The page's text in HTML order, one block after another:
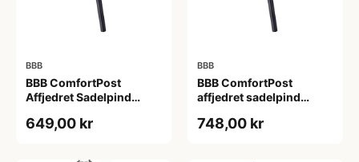
BBB
BBB ComfortPost
Affjedret Sadelpind
649,00 kr
BBB
BBB ComfortPost
affjedret sadelpind
748,00 kr